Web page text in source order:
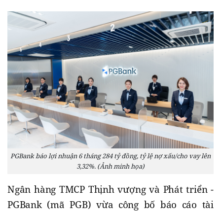
PGBank báo lợi nhuận 6 tháng 284 tỷ đồng, tỷ lệ nợ xấu/cho vay lên
3,32%. (Ảnh minh họa)
Ngân hàng TMCP Thịnh vượng và Phát triển -
PGBank (mã PGB) vừa công bố báo cáo tài